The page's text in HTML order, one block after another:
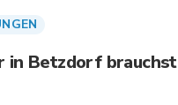
in Betzdorf brauchst